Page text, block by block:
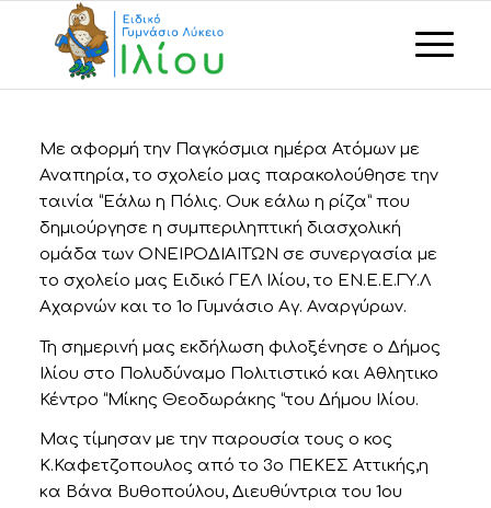
Με αφορμή την Παγκόσμια ημέρα Ατόμων με
Αναπηρία, το σχολείο μας παρακολούθησε την
ταινία “Εάλω η Πόλις. Ουκ εάλω η ρίζα” που
δημιούργησε η συμπεριληπτική διασχολική
ομάδα των ΟΝΕΙΡΟΔΙΑΙΤΩΝ σε συνεργασία με
το σχολείο μας Ειδικό ΓΕΛ Ιλίου, το ΕΝ.Ε.Ε.ΓΥ.Λ
Αχαρνών και το 1ο Γυμνάσιο Αγ. Αναργύρων.
Τη σημερινή μας εκδήλωση φιλοξένησε ο Δήμος
Ιλίου στο Πολυδύναμο Πολιτιστικό και Αθλητικο
Κέντρο “Μίκης Θεοδωράκης “του Δήμου Ιλίου.
Μας τίμησαν με την παρουσία τους ο κος
Κ.Καφετζοπουλος από το 3ο ΠΕΚΕΣ Αττικής,η
κα Βάνα Βυθοπούλου, Διευθύντρια του 1ου